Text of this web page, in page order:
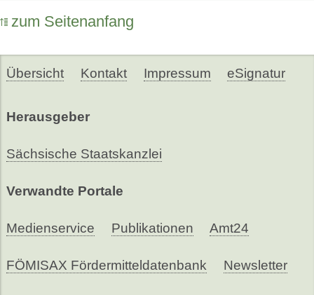
zum Seitenanfang
Übersicht Kontakt Impressum eSignatur
Herausgeber
Sächsische Staatskanzlei
Verwandte Portale
Medienservice Publikationen Amt24
FÖMISAX Fördermitteldatenbank Newsletter